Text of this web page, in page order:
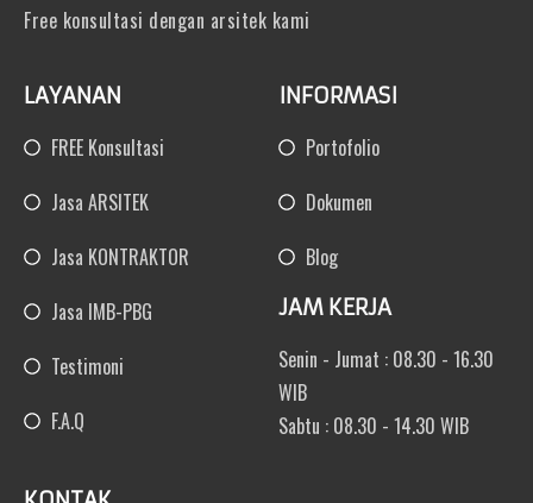
Free konsultasi dengan arsitek kami
LAYANAN
FREE Konsultasi
Jasa ARSITEK
Jasa KONTRAKTOR
Jasa IMB-PBG
Testimoni
F.A.Q
INFORMASI
Portofolio
Dokumen
Blog
JAM KERJA
Senin - Jumat : 08.30 - 16.30
WIB
Sabtu : 08.30 - 14.30 WIB